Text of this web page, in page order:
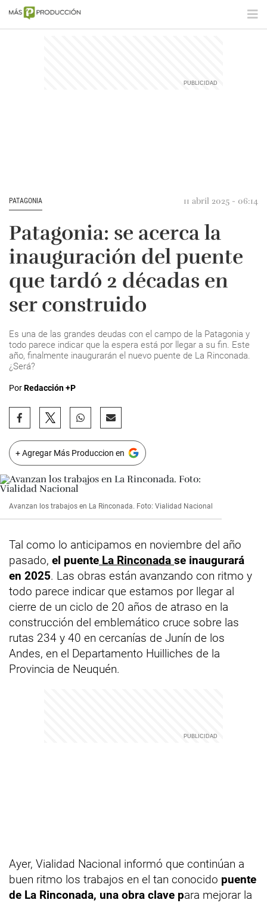
PATAGONIA 11 abril 2025 - 06:14
Patagonia: se acerca la
inauguración del puente
que tardó 2 décadas en
ser construido
Es una de las grandes deudas con el campo de la Patagonia y
todo parece indicar que la espera está por llegar a su fin. Este
año, finalmente inaugurarán el nuevo puente de La Rinconada.
¿Será?
PorRedacción +P
+ Agregar Más Produccion en
Avanzan los trabajos en La Rinconada. Foto: Vialidad Nacional
Tal como lo anticipamos en noviembre del año
pasado, el puente La Rinconada se inaugurará
en 2025. Las obras están avanzando con ritmo y
todo parece indicar que estamos por llegar al
cierre de un ciclo de 20 años de atraso en la
construcción del emblemático cruce sobre las
rutas 234 y 40 en cercanías de Junín de los
Andes, en el Departamento Huilliches de la
Provincia de Neuquén.
Ayer, Vialidad Nacional informó que continúan a
buen ritmo los trabajos en el tan conocido puente
de La Rinconada, una obra clave para mejorar la